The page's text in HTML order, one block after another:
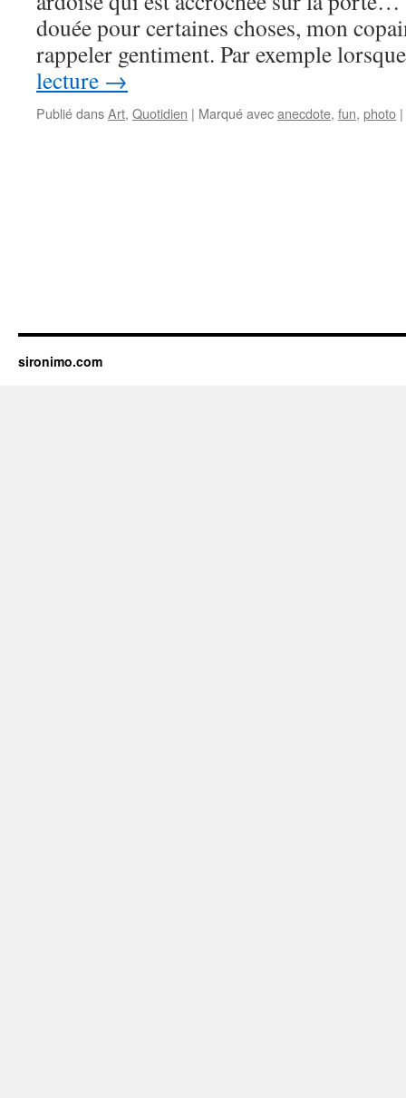
douée pour certaines choses, mon
rappeler gentiment. Par exemple
lecture →
Publié dansArt, Quotidien | Marqué avecanecdote, fun, photo |
sironimo.com